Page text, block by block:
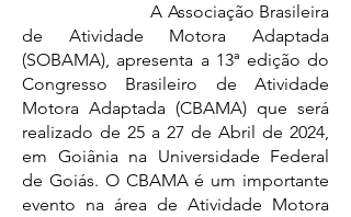
A Associação Brasileira
de Atividade Motora Adaptada
(SOBAMA), apresenta a 13ª edição do
Congresso Brasileiro de Atividade
Motora Adaptada (CBAMA) que será
realizado de 25 a 27 de Abril de 2024,
em Goiânia na Universidade Federal
de Goiás. O CBAMA é um importante
evento na área de Atividade Motora